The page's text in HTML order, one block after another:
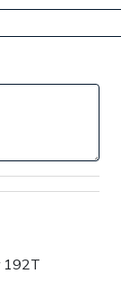
192T